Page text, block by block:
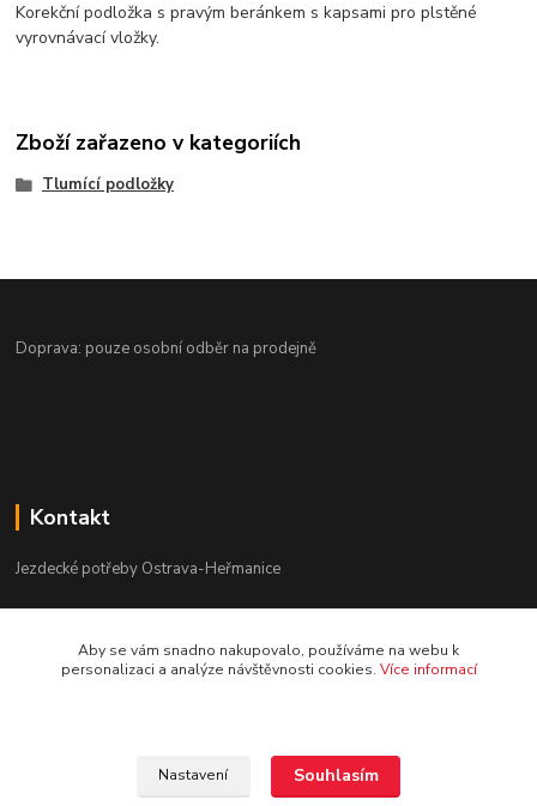
Korekční podložka s pravým beránkem s kapsami pro plstěné
vyrovnávací vložky.
Zboží zařazeno v kategoriích
Tlumící podložky
Doprava: pouze osobní odběr na prodejně
Kontakt
Jezdecké potřeby Ostrava-Heřmanice
Po-Pá 9:30 - 17:30
Aby se vám snadno nakupovalo, používáme na webu k
personalizaci a analýze návštěvnosti cookies. Více informací
Nastavení Souhlasím